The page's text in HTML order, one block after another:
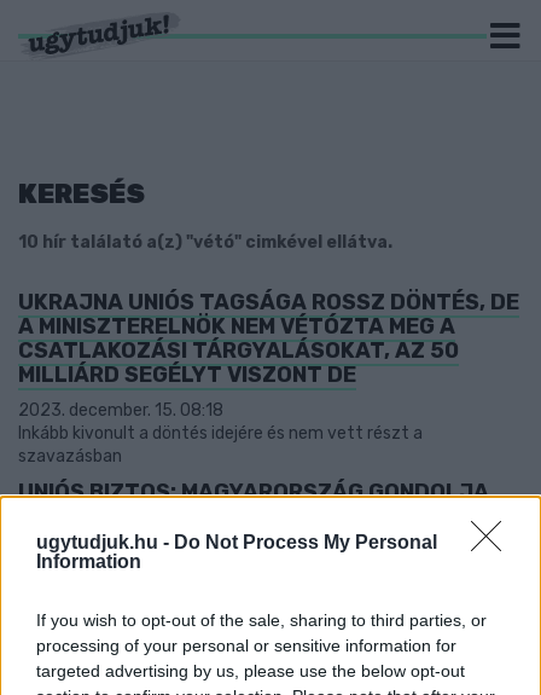
ugytudjuk.hu - Do Not Process My Personal
Information
If you wish to opt-out of the sale, sharing to third parties, or
processing of your personal or sensitive information for
targeted advertising by us, please use the below opt-out
KERESÉS
10 hír találató a(z) "vétó" cimkével ellátva.
UKRAJNA UNIÓS TAGSÁGA ROSSZ DÖNTÉS, DE
A MINISZTERELNÖK NEM VÉTÓZTA MEG A
CSATLAKOZÁSI TÁRGYALÁSOKAT, AZ 50
MILLIÁRD SEGÉLYT VISZONT DE
2023. december. 15. 08:18
Inkább kivonult a döntés idejére és nem vett részt a
szavazásban
UNIÓS BIZTOS: MAGYARORSZÁG GONDOLJA
MINIMUMADÓVAL KAPCSOLATBAN
tagja szerint olyan intézkedésekre lenne szükség, amelyek
bevételt termelnek az EU számára.
AZ EU MEGADÓZTATTA VOLNA A MULTIKAT,